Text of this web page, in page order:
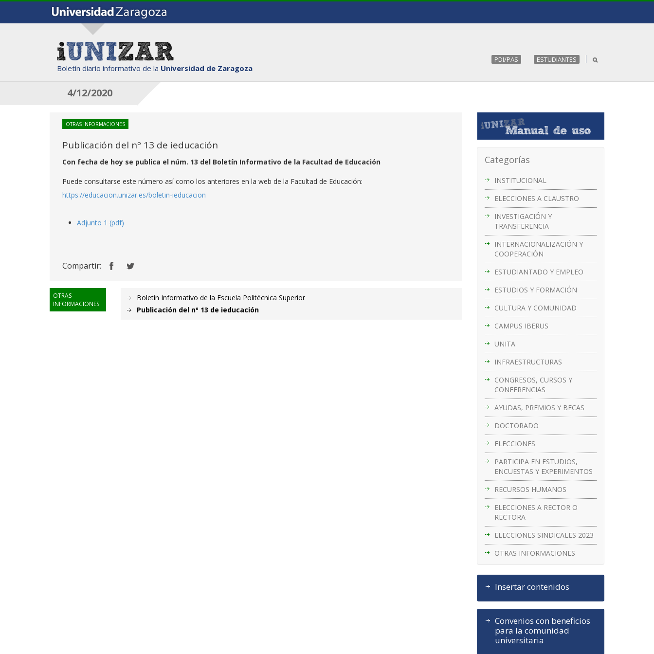
Boletín diario informativo de la Universidad de Zaragoza
PDI/PAS ESTUDIANTES
4/12/2020
Categorías
INSTITUCIONAL
ELECCIONES A CLAUSTRO
INVESTIGACIÓN Y
TRANSFERENCIA
INTERNACIONALIZACIÓN Y
COOPERACIÓN
ESTUDIANTADO Y EMPLEO
ESTUDIOS Y FORMACIÓN
CULTURA Y COMUNIDAD
CAMPUS IBERUS
UNITA
INFRAESTRUCTURAS
CONGRESOS, CURSOS Y
CONFERENCIAS
AYUDAS, PREMIOS Y BECAS
DOCTORADO
ELECCIONES
PARTICIPA EN ESTUDIOS,
ENCUESTAS Y EXPERIMENTOS
RECURSOS HUMANOS
ELECCIONES A RECTOR O
RECTORA
ELECCIONES SINDICALES 2023
OTRAS INFORMACIONES
Insertar contenidos
Convenios con beneficios
para la comunidad
universitaria
OTRAS INFORMACIONES
Publicación del nº 13 de ieducación
Con fecha de hoy se publica el núm. 13 del Boletín Informativo de la Facultad de Educación
Puede consultarse este número así como los anteriores en la web de la Facultad de Educación:
https://educacion.unizar.es/boletin-ieducacion
Adjunto 1 (pdf)
Compartir:
OTRAS
INFORMACIONES
Boletín Informativo de la Escuela Politécnica Superior
Publicación del nº 13 de ieducación